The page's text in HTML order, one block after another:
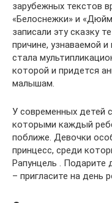
зарубежных текстов
«Белоснежки» и
записали эту сказку
причине, узнаваемой
стала
которой и придется
малышам.
У современных детей
которыми каждый
поближе. Девочки
принцесс, среди
Рапунцель . Подарите
– пригласите на день